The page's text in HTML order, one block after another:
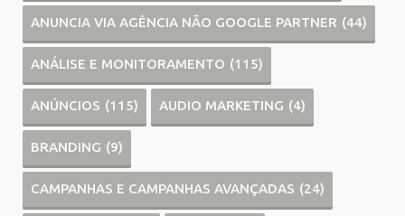
ANUNCIA VIA AGÊNCIA NÃO GOOGLE PARTNER (44)
ANÁLISE E MONITORAMENTO (115)
ANÚNCIOS (115) AUDIO MARKETING (4)
BRANDING (9)
CAMPANHAS E CAMPANHAS AVANÇADAS (24)